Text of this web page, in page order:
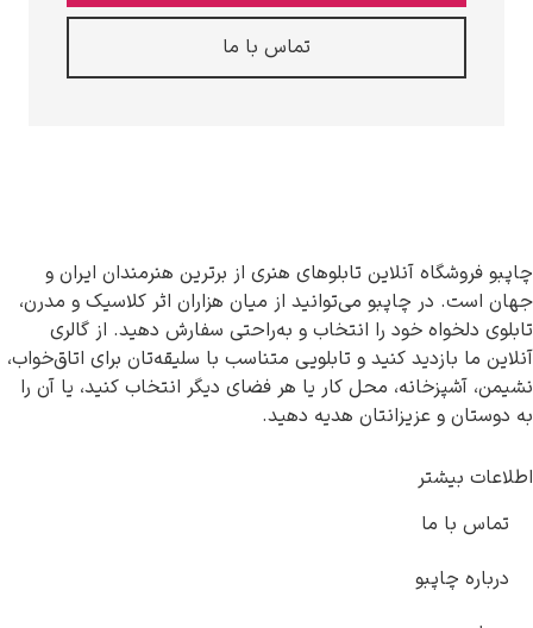
آنلاین تابلوهای هنری از برترین هنرمندان ایران و
می‌توانید از میان هزاران اثر کلاسیک و مدرن،
خود را انتخاب و به‌راحتی سفارش دهید. از گالری
کنید و تابلویی متناسب با سلیقه‌تان برای اتاق‌خواب،
محل کار یا هر فضای دیگر انتخاب کنید، یا آن را
هدیه دهید.